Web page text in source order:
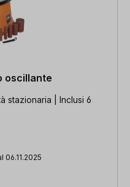
oscillante
stazionaria | Inclusi 6